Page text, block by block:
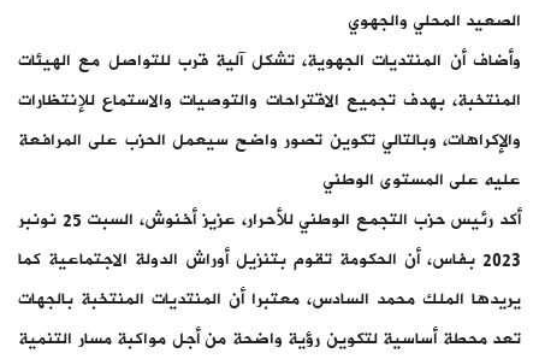
الصعيد المحلي والجهوي
وأضاف أن المنتديات الجهوية، تشكل آلية قرب للتواصل مع الهيئات
المنتخبة، بهدف تجميع الاقتراحات والتوصيات والاستماع للإنتظارات
والإكراهات، وبالتالي تكوين تصور واضح سيعمل الحزب على المرافعة
عليه على المستوى الوطني
أكد رئيس حزب التجمع الوطني للأحرار، عزيز أخنوش، السبت 25 نونبر
2023 بفاس، أن الحكومة تقوم بتنزيل أوراش الدولة الاجتماعية كما
يريدها الملك محمد السادس، معتبرا أن المنتديات المنتخبة بالجهات
تعد محطة أساسية لتكوين رؤية واضحة من أجل مواكبة مسار التنمية